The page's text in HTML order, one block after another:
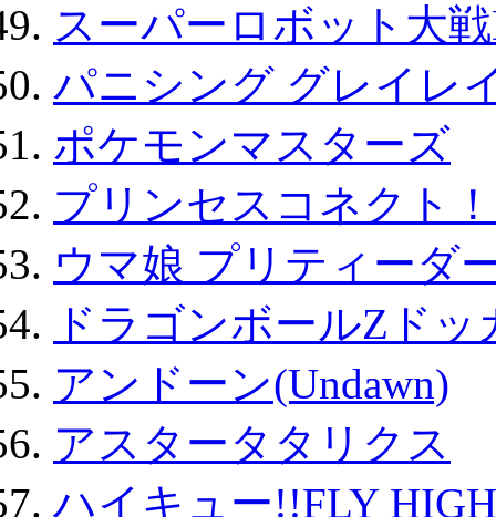
スーパーロボット大
パニシング グレイレ
ポケモンマスターズ
プリンセスコネクト
ウマ娘 プリティーダ
ドラゴンボールZド
アンドーン(Undawn)
アスタータタリクス
ハイキュー!!FLY HIGH